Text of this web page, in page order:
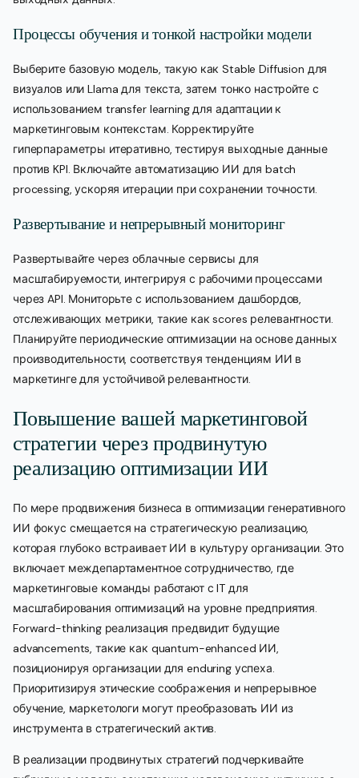
Процессы обучения и тонкой настройки модели
Выберите базовую модель, такую как Stable Diffusion для
визуалов или Llama для текста, затем тонко настройте с
использованием transfer learning для адаптации к
маркетинговым контекстам. Корректируйте
гиперпараметры итеративно, тестируя выходные данные
против KPI. Включайте автоматизацию ИИ для batch
processing, ускоряя итерации при сохранении точности.
Развертывание и непрерывный мониторинг
Развертывайте через облачные сервисы для
масштабируемости, интегрируя с рабочими процессами
через API. Мониторьте с использованием дашбордов,
отслеживающих метрики, такие как scores релевантности.
Планируйте периодические оптимизации на основе данных
производительности, соответствуя тенденциям ИИ в
маркетинге для устойчивой релевантности.
Повышение вашей маркетинговой
стратегии через продвинутую
реализацию оптимизации ИИ
По мере продвижения бизнеса в оптимизации генеративного
ИИ фокус смещается на стратегическую реализацию,
которая глубоко встраивает ИИ в культуру организации. Это
включает междепартаментное сотрудничество, где
маркетинговые команды работают с IT для
масштабирования оптимизаций на уровне предприятия.
Forward-thinking реализация предвидит будущие
advancements, такие как quantum-enhanced ИИ,
позиционируя организации для enduring успеха.
Приоритизируя этические соображения и непрерывное
обучение, маркетологи могут преобразовать ИИ из
инструмента в стратегический актив.
В реализации продвинутых стратегий подчеркивайте